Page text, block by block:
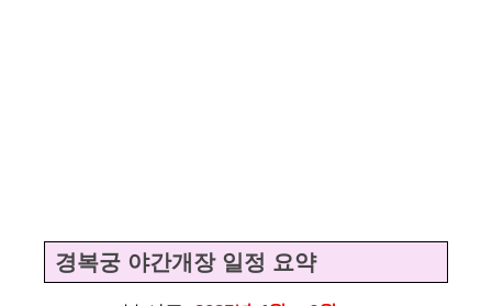
경복궁 야간개장 일정 요약